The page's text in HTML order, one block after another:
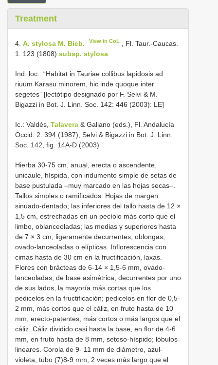
Treatment
4. A. stylosa M. Bieb. View in CoL
, Fl. Taur.-Caucas.
1: 123 (1808) subsp. stylosa
Ind. loc.: “Habitat in Tauriae collibus lapidosis ad
riuum Karasu minorem, hic inde quoque inter
segetes” [lectótipo designado por F. Selvi & M.
Bigazzi in Bot. J. Linn. Soc. 142: 446 (2003): LE]
Ic.: Valdés, Talavera & Galiano (eds.), Fl. Andalucía
Occid. 2: 394 (1987); Selvi & Bigazzi in Bot. J. Linn.
Soc. 142, fig. 14A-D (2003)
Hierba 30-75 cm, anual, erecta o ascendente,
unicaule, híspida, con indumento simple de setas de
base pustulada –muy marcado en las hojas secas–.
Tallos simples o ramificados. Hojas de margen
sinuado-dentado; las inferiores del tallo hasta de 12 ×
1,5 cm, estrechadas en un pecíolo más corto que el
limbo, oblanceoladas; las medias y superiores hasta
de 7 × 3 cm, ligeramente decurrentes, oblongas,
ovado-lanceoladas o elípticas. Inflorescencia con
cimas hasta de 30 cm en la fructificación, laxas.
Flores con brácteas de 6-14 × 1,5-6 mm, ovado-
lanceoladas, de base asimétrica, decurrentes por uno
de sus lados, la mayoría más cortas que los
pedicelos en la fructificación; pedicelos en flor de 0,5-
2 mm, más cortos que el cáliz, en fruto hasta de 10
mm, erecto-patentes, más cortos o más largos que el
cáliz. Cáliz dividido casi hasta la base, en flor de 4-6
mm, en fruto hasta de 8 mm, setoso-híspido; lóbulos
lineares. Corola de 9- 11 mm de diámetro, azul-
violeta; tubo (7)8-9 mm, 2 veces más largo que el